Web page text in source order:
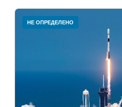
НЕ ОПРЕДЕЛЕНО